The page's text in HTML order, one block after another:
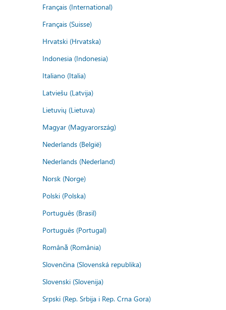
Français (International)
Français (Suisse)
Hrvatski (Hrvatska)
Indonesia (Indonesia)
Italiano (Italia)
Latviešu (Latvija)
Lietuvių (Lietuva)
Magyar (Magyarország)
Nederlands (België)
Nederlands (Nederland)
Norsk (Norge)
Polski (Polska)
Português (Brasil)
Português (Portugal)
Română (România)
Slovenčina (Slovenská republika)
Slovenski (Slovenija)
Srpski (Rep. Srbija i Rep. Crna Gora)